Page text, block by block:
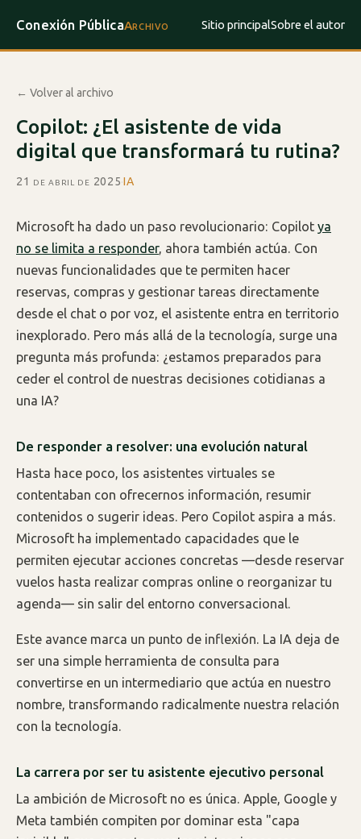
Conexión PúblicaArchivo Sitio principalSobre el autor
← Volver al archivo
Copilot: ¿El asistente de vida
digital que transformará tu rutina?
21 de abril de 2025·IA
Microsoft ha dado un paso revolucionario: Copilot ya
no se limita a responder, ahora también actúa. Con
nuevas funcionalidades que te permiten hacer
reservas, compras y gestionar tareas directamente
desde el chat o por voz, el asistente entra en territorio
inexplorado. Pero más allá de la tecnología, surge una
pregunta más profunda: ¿estamos preparados para
ceder el control de nuestras decisiones cotidianas a
una IA?
De responder a resolver: una evolución natural
Hasta hace poco, los asistentes virtuales se
contentaban con ofrecernos información, resumir
contenidos o sugerir ideas. Pero Copilot aspira a más.
Microsoft ha implementado capacidades que le
permiten ejecutar acciones concretas —desde reservar
vuelos hasta realizar compras online o reorganizar tu
agenda— sin salir del entorno conversacional.
Este avance marca un punto de inflexión. La IA deja de
ser una simple herramienta de consulta para
convertirse en un intermediario que actúa en nuestro
nombre, transformando radicalmente nuestra relación
con la tecnología.
La carrera por ser tu asistente ejecutivo personal
La ambición de Microsoft no es única. Apple, Google y
Meta también compiten por dominar esta "capa